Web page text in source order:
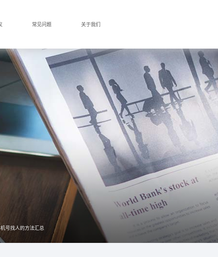
常见问题 关于我们
号找人的方法汇总